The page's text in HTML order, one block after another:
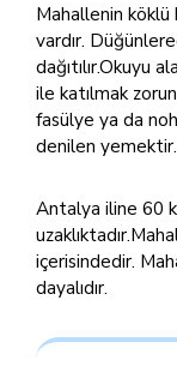
Mahallenin
vardır.
dağıtılır.Okuyu
ile katılmak
fasülye ya da
denilen yemektir.
Antalya iline 60
içerisindedir.
dayalıdır.